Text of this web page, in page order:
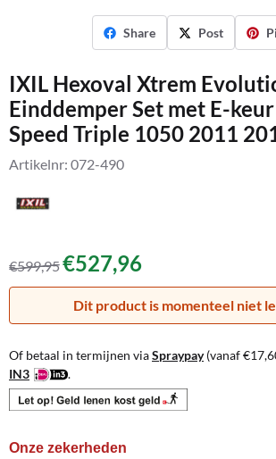
Share Post
IXIL Hexoval Xtrem
Einddemper Set met E-
Speed Triple 1050 2011
Artikelnr: 072-490
€599,95€527,96
Dit product is momenteel niet
Of betaal in termijnen viaSpraypay(vanaf€
IN3
.
Onze zekerheden